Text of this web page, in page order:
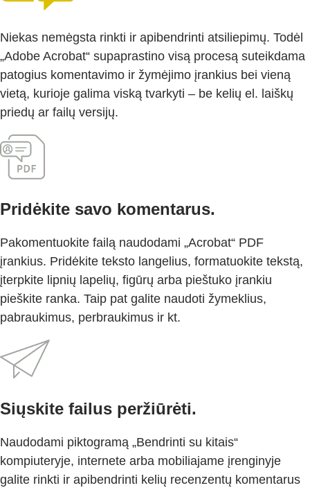
Niekas nemėgsta rinkti ir apibendrinti atsiliepimų. Todėl
„Adobe Acrobat“ supaprastino visą procesą suteikdama
patogius komentavimo ir žymėjimo įrankius bei vieną
vietą, kurioje galima viską tvarkyti – be kelių el. laiškų
priedų ar failų versijų.
Pridėkite savo komentarus.
Pakomentuokite failą naudodami „Acrobat“ PDF
įrankius. Pridėkite teksto langelius, formatuokite tekstą,
įterpkite lipnių lapelių, figūrų arba pieštuko įrankiu
pieškite ranka. Taip pat galite naudoti žymeklius,
pabraukimus, perbraukimus ir kt.
Siųskite failus peržiūrėti.
Naudodami piktogramą „Bendrinti su kitais“
kompiuteryje, internete arba mobiliajame įrenginyje
galite rinkti ir apibendrinti kelių recenzentų komentarus